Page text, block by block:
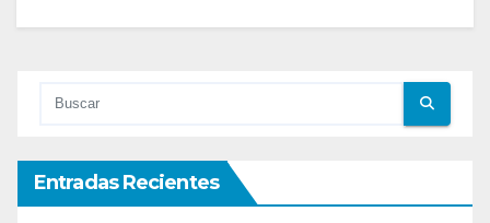
Entradas Recientes